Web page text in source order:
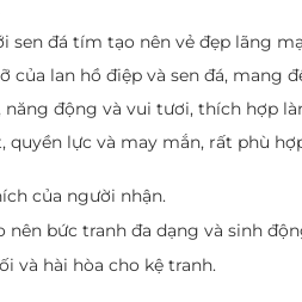
sen đá tím tạo nên vẻ đẹp lãng
lan hồ điệp và sen đá, mang
năng động và vui tươi, thích hợp
quyền lực và may mắn, rất phù
của người nhận.
nên bức tranh đa dạng và sinh
và hài hòa cho kệ tranh.